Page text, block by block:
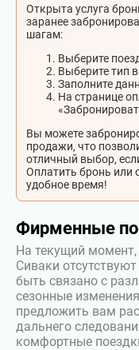
Открыта услуга
заранее
шагам:
Выберите
Выберите тип
Заполните
На странице
Вы можете
продажи, что
отличный выбор,
Оплатить бронь или
удобное время!
Фирменные
На текущий
Сиваки
быть связано с
сезонные
предложить вам
дальнего
комфортные